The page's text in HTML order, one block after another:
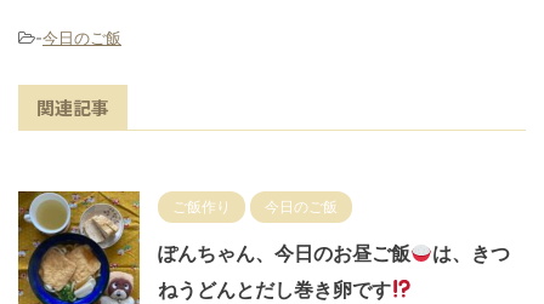
-今日のご飯
関連記事
ご飯作り 今日のご飯
ぽんちゃん、今日のお昼ご飯
は、きつ
ねうどんとだし巻き卵です